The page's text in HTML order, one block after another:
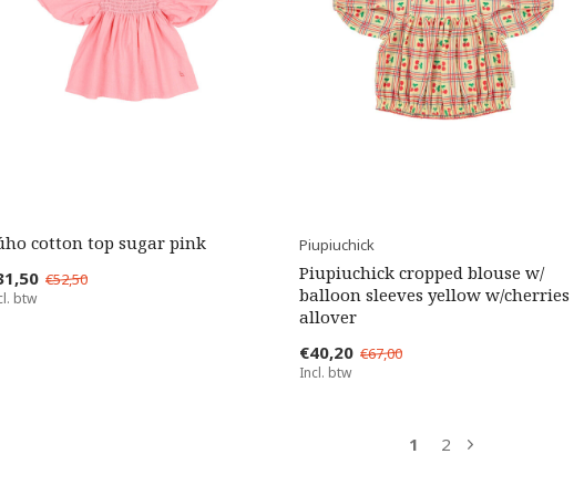
cotton top sugar pink
€52,50
btw
Piupiuchick
Piupiuchick cropped blouse w/
balloon sleeves yellow w/cherries
allover
€40,20 €67,00
Incl. btw
1 2